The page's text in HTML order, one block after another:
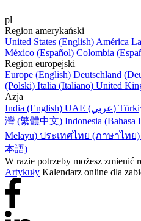
pl
Region amerykański
United States (English) América
México (Español) Colombia
Region europejski
Europe (English) Deutschland
(Polski) Italia (Italiano) United
Azja
India (English)
UAE (عربي)
灣 (繁體中文) Indonesia (Bahasa
Melayu) ประเทศไทย (ภาษาไทย)
本語)
W razie potrzeby możesz zmienić
Artykuły Kalendarz online dla